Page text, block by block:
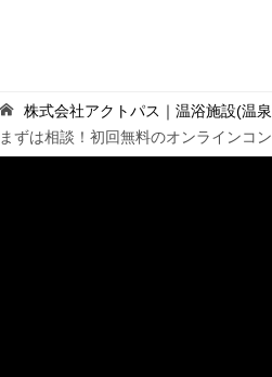
株式会社アクトパス｜温浴施設(温
まずは相談！初回無料のオンラインコ